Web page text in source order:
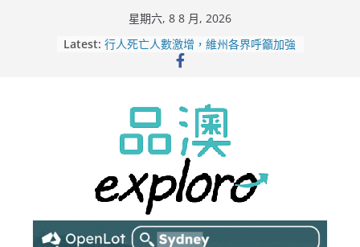
星期六, 8 8 月, 2026
Latest: 行人死亡人數激增，維州各界呼籲加強
美商二手巨頭進駐吉朗，在地慈善小店
憂生存空間遭擠壓
電動車電池爭端隱憂浮現！經銷商警告
澳洲恐迎訴訟浪潮
拒絕白工！ Aldi涉強迫無薪加班 掏
5500萬澳元和解